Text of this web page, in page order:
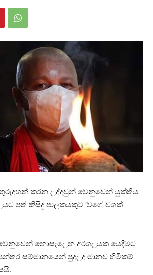
කරන ලද්දවුන් වෙනුවෙන් යුක්තිය
පත් කිසිදු පාලකයකුට ‘වගේ වගක්
නොසැලෙන අරගලයක යෙදීමට
සම්මානයෙන් පුදලද මානව හිමිකම්